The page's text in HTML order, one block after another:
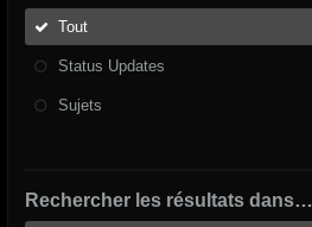
Tout
Status Updates
Sujets
Rechercher les résultats dans…